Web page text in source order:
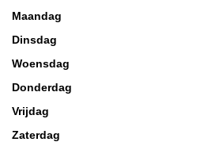
Maandag
Dinsdag
Woensdag
Donderdag
Vrijdag
Zaterdag